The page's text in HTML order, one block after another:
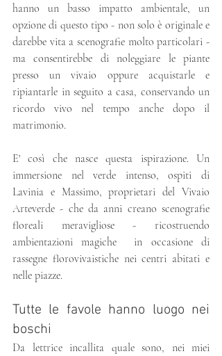
hanno un basso impatto ambientale, un
opzione di questo tipo - non solo è originale e
darebbe vita a scenografie molto particolari -
ma consentirebbe di noleggiare le piante
presso un vivaio oppure acquistarle e
ripiantarle in seguito a casa, conservando un
ricordo vivo nel tempo anche dopo il
matrimonio.
E' così che nasce questa ispirazione. Un
immersione nel verde intenso, ospiti di
Lavinia e Massimo, proprietari del Vivaio
Arteverde - che da anni creano scenografie
floreali meravigliose - ricostruendo
ambientazioni magiche  in occasione di
rassegne florovivaistiche nei centri abitati e
nelle piazze.
Tutte le favole hanno luogo nei
boschi
Da lettrice incallita quale sono, nei miei